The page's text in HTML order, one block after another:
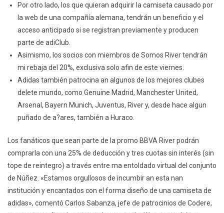
Por otro lado, los que quieran adquirir la camiseta causado por
la web de una compañía alemana, tendrán un beneficio y el
acceso anticipado si se registran previamente y producen
parte de adiClub.
Asimismo, los socios con miembros de Somos River tendrán
mi rebaja del 20%, exclusiva solo afin de este viernes.
Adidas también patrocina an algunos de los mejores clubes
delete mundo, como Genuine Madrid, Manchester United,
Arsenal, Bayern Munich, Juventus, River y, desde hace algun
puñado de a?ares, también a Huraco.
Los fanáticos que sean parte de la promo BBVA River podrán
comprarla con una 25% de deducción y tres cuotas sin interés (sin
tope de reintegro) a través entre ma entoldado virtual del conjunto
de Núñez. «Estamos orgullosos de incumbir an esta nan
institución y encantados con el forma diseño de una camiseta de
adidas», comentó Carlos Sabanza, jefe de patrocinios de Codere,